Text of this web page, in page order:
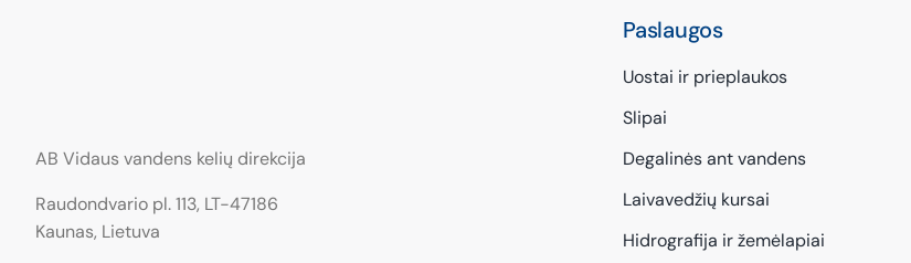
AB Vidaus vandens kelių direkcija
Raudondvario pl. 113, LT−47186
Kaunas, Lietuva
Paslaugos
Uostai ir prieplaukos
Slipai
Degalinės ant vandens
Laivavedžių kursai
Hidrografija ir žemėlapiai